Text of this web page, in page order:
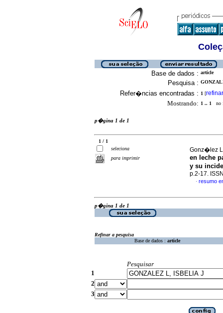
Base de dados : article
Pesquisa :
Refer�ncias encontradas : 1 [refinar
Mostrando: 1 .. 1 no
p�gina 1 de 1
1 / 1
seleciona
para imprimir
Gonz�lez
en leche
y su
p.2-17.
· resumo
p�gina 1 de 1
Refinar a pesquisa
Base de dados : article
Pesquisar
1
2
3